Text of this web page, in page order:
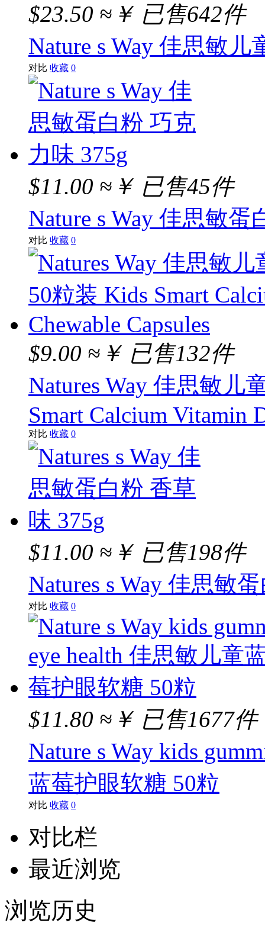
$23.50 ≈￥ 已售642件
Nature s Way 佳思敏
对比 收藏 0
$11.00 ≈￥ 已售45件
Nature s Way 佳思敏
对比 收藏 0
$9.00 ≈￥ 已售132件
Natures Way 佳思敏儿
Smart Calcium Vitamin
对比 收藏 0
$11.00 ≈￥ 已售198件
Natures s Way 佳思敏
对比 收藏 0
$11.80 ≈￥ 已售1677件
Nature s Way kids
蓝莓护眼软糖 50粒
对比 收藏 0
对比栏
最近浏览
浏览历史